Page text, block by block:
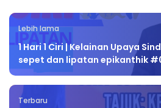
Lebih lama
1 Hari 1 Ciri | Kelainan Upaya
sepet dan lipatan epikanthik
Terbaru